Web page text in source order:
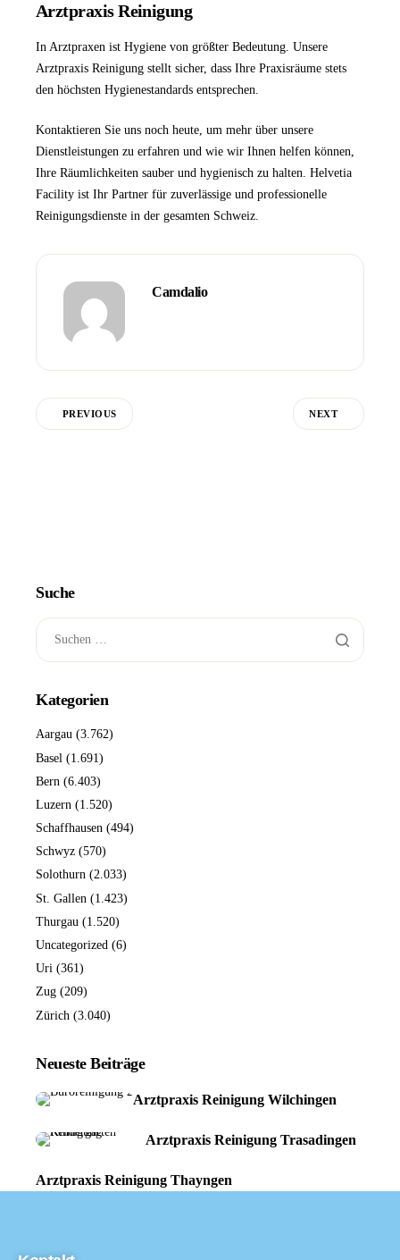
Arztpraxis Reinigung
In Arztpraxen ist Hygiene von größter Bedeutung. Unsere
Arztpraxis Reinigung stellt sicher, dass Ihre Praxisräume stets
den höchsten Hygienestandards entsprechen.
Kontaktieren Sie uns noch heute, um mehr über unsere
Dienstleistungen zu erfahren und wie wir Ihnen helfen können,
Ihre Räumlichkeiten sauber und hygienisch zu halten. Helvetia
Facility ist Ihr Partner für zuverlässige und professionelle
Reinigungsdienste in der gesamten Schweiz.
Camdalio
PREVIOUS NEXT
Suche
Kategorien
Aargau (3.762)
Basel (1.691)
Bern (6.403)
Luzern (1.520)
Schaffhausen (494)
Schwyz (570)
Solothurn (2.033)
St. Gallen (1.423)
Thurgau (1.520)
Uncategorized (6)
Uri (361)
Zug (209)
Zürich (3.040)
Neueste Beiträge
Arztpraxis Reinigung Wilchingen
Arztpraxis Reinigung Trasadingen
Arztpraxis Reinigung Thayngen